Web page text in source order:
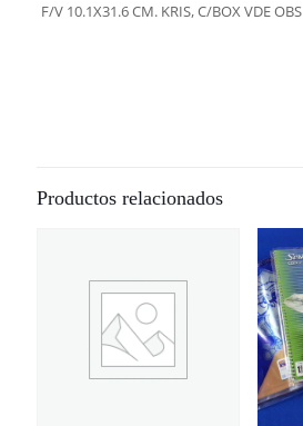
F/V 10.1X31.6 CM. KRIS, C/BOX VDE OBS
Productos relacionados